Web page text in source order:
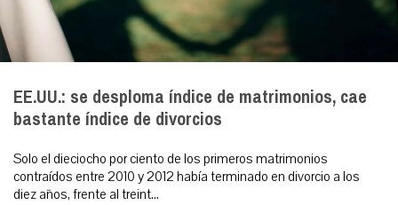
EE.UU.: se desploma índice de matrimonios, cae
bastante índice de divorcios
Solo el dieciocho por ciento de los primeros matrimonios
contraídos entre 2010 y 2012 había terminado en divorcio a los
diez años, frente al treint...